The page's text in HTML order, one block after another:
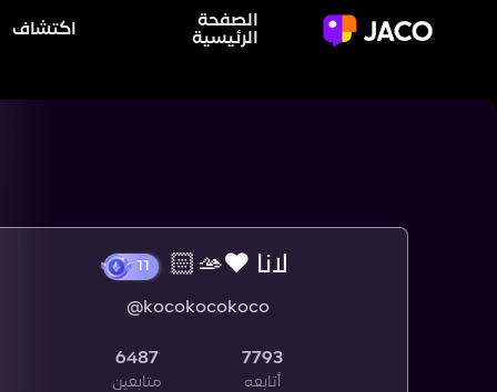
الصفحة
الرئيسية
اكتشاف
لانا ♥️🫴🏻
@kocokocokoco
7793
أتابعه
6487
متابعين